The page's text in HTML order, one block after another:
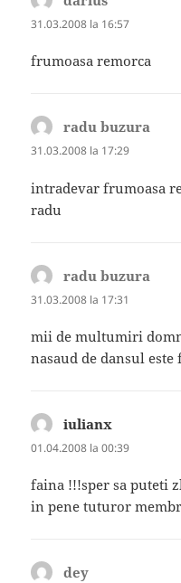
31.03.2008 la 16:57
frumoasa remorca
radu buzura
31.03.2008 la 17:29
intradevar frumoasa
radu
radu buzura
31.03.2008 la 17:31
mii de multumiri
nasaud de dansul este
iulianx
01.04.2008 la 00:39
faina !!!sper sa puteti
in pene tuturor
dey